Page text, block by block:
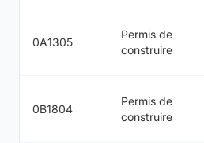
0A1305
Permis de
construire
0B1804
Permis de
construire